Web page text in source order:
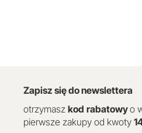
Zapisz się do newslettera
otrzymasz kod rabatowyo
pierwsze zakupy od kwoty